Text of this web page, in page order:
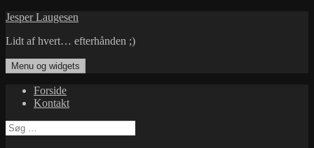
Hop
indhold
Jesper Laugesen
Lidt af hvert… efterhånden ;)
Menu og widgets
Forside
Kontakt
Søg
efter: